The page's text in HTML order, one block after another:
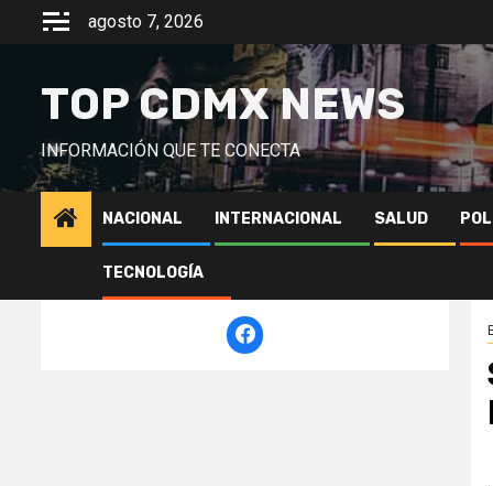
agosto 7, 2026
TOP CDMX NEWS
INFORMACIÓN QUE TE CONECTA
NACIONAL INTERNACIONAL SALUD
TECNOLOGÍA